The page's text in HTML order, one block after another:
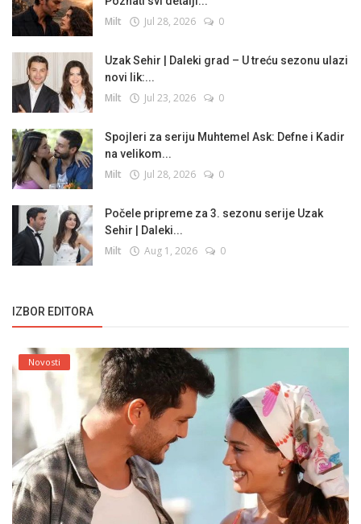
Milt Jul 28, 2026 0
Uzak Sehir | Daleki grad – U treću sezonu ulazi
novi lik:...
Milt Jul 23, 2026 0
Spojleri za seriju Muhtemel Ask: Defne i Kadir
na velikom...
Milt Jul 28, 2026 0
Počele pripreme za 3. sezonu serije Uzak
Sehir | Daleki...
Milt Aug 1, 2026 0
IZBOR EDITORA
Novosti